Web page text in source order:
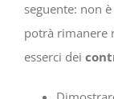
seguente: non
potrà rimanere
esserci dei